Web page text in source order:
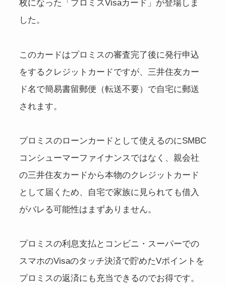
枚になった「プロミスVisaカード」が登場しま
した。
このカードはプロミスの審査完了後に発行申込
をするクレジットカードですが、三井住友カー
ド名で簡易書留郵便（転送不要）で自宅に郵送
されます。
プロミスのローンカードとして使えるのにSMBC
コンシューマーファイナンスではなく、親会社
の三井住友カードから本物のクレジットカード
として届くため、自宅で家族に見られても借入
がバレる可能性はまずありません。
プロミスの利息支払とコンビニ・スーパーでの
スマホのVisaのタッチ決済で貯めたVポイントを
プロミスの返済にも充当できるのでお得です。